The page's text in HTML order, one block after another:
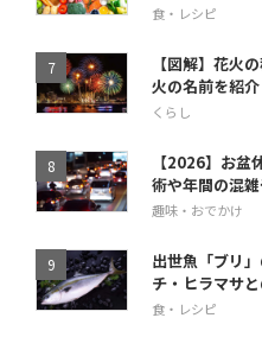
食・レシピ
【図解】花火
火の名前を紹介
くらし
【2026】お盆
術や年間の混
趣味・おでかけ
出世魚「ブリ
チ・ヒラマサ
食・レシピ